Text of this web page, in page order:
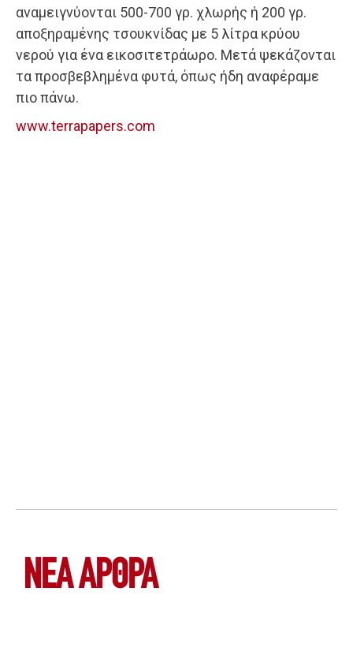
αναμειγνύονται 500-700 γρ. χλωρής ή 200 γρ.
αποξηραμένης τσουκνίδας με 5 λίτρα κρύου
νερού για ένα εικοσιτετράωρο. Μετά ψεκάζονται
τα προσβεβλημένα φυτά, όπως ήδη αναφέραμε
πιο πάνω.
www.terrapapers.com
ΝΕΑ ΆΡΘΡΑ